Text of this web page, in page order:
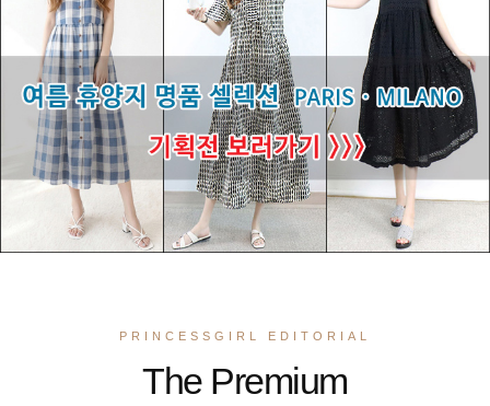
PRINCESSGIRL EDITORIAL
The Premium